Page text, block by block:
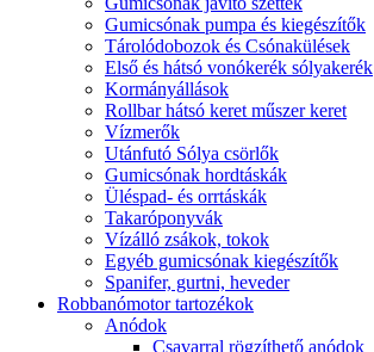
Gumicsónak pumpa és kiegészítők
Tárolódobozok és Csónakülések
Első és hátsó vonókerék sólyakerék
Kormányállások
Rollbar hátsó keret műszer keret
Vízmerők
Utánfutó Sólya csörlők
Gumicsónak hordtáskák
Üléspad- és orrtáskák
Takaróponyvák
Vízálló zsákok, tokok
Egyéb gumicsónak kiegészítők
Spanifer, gurtni, heveder
Robbanómotor tartozékok
Anódok
Csavarral rögzíthető anódok